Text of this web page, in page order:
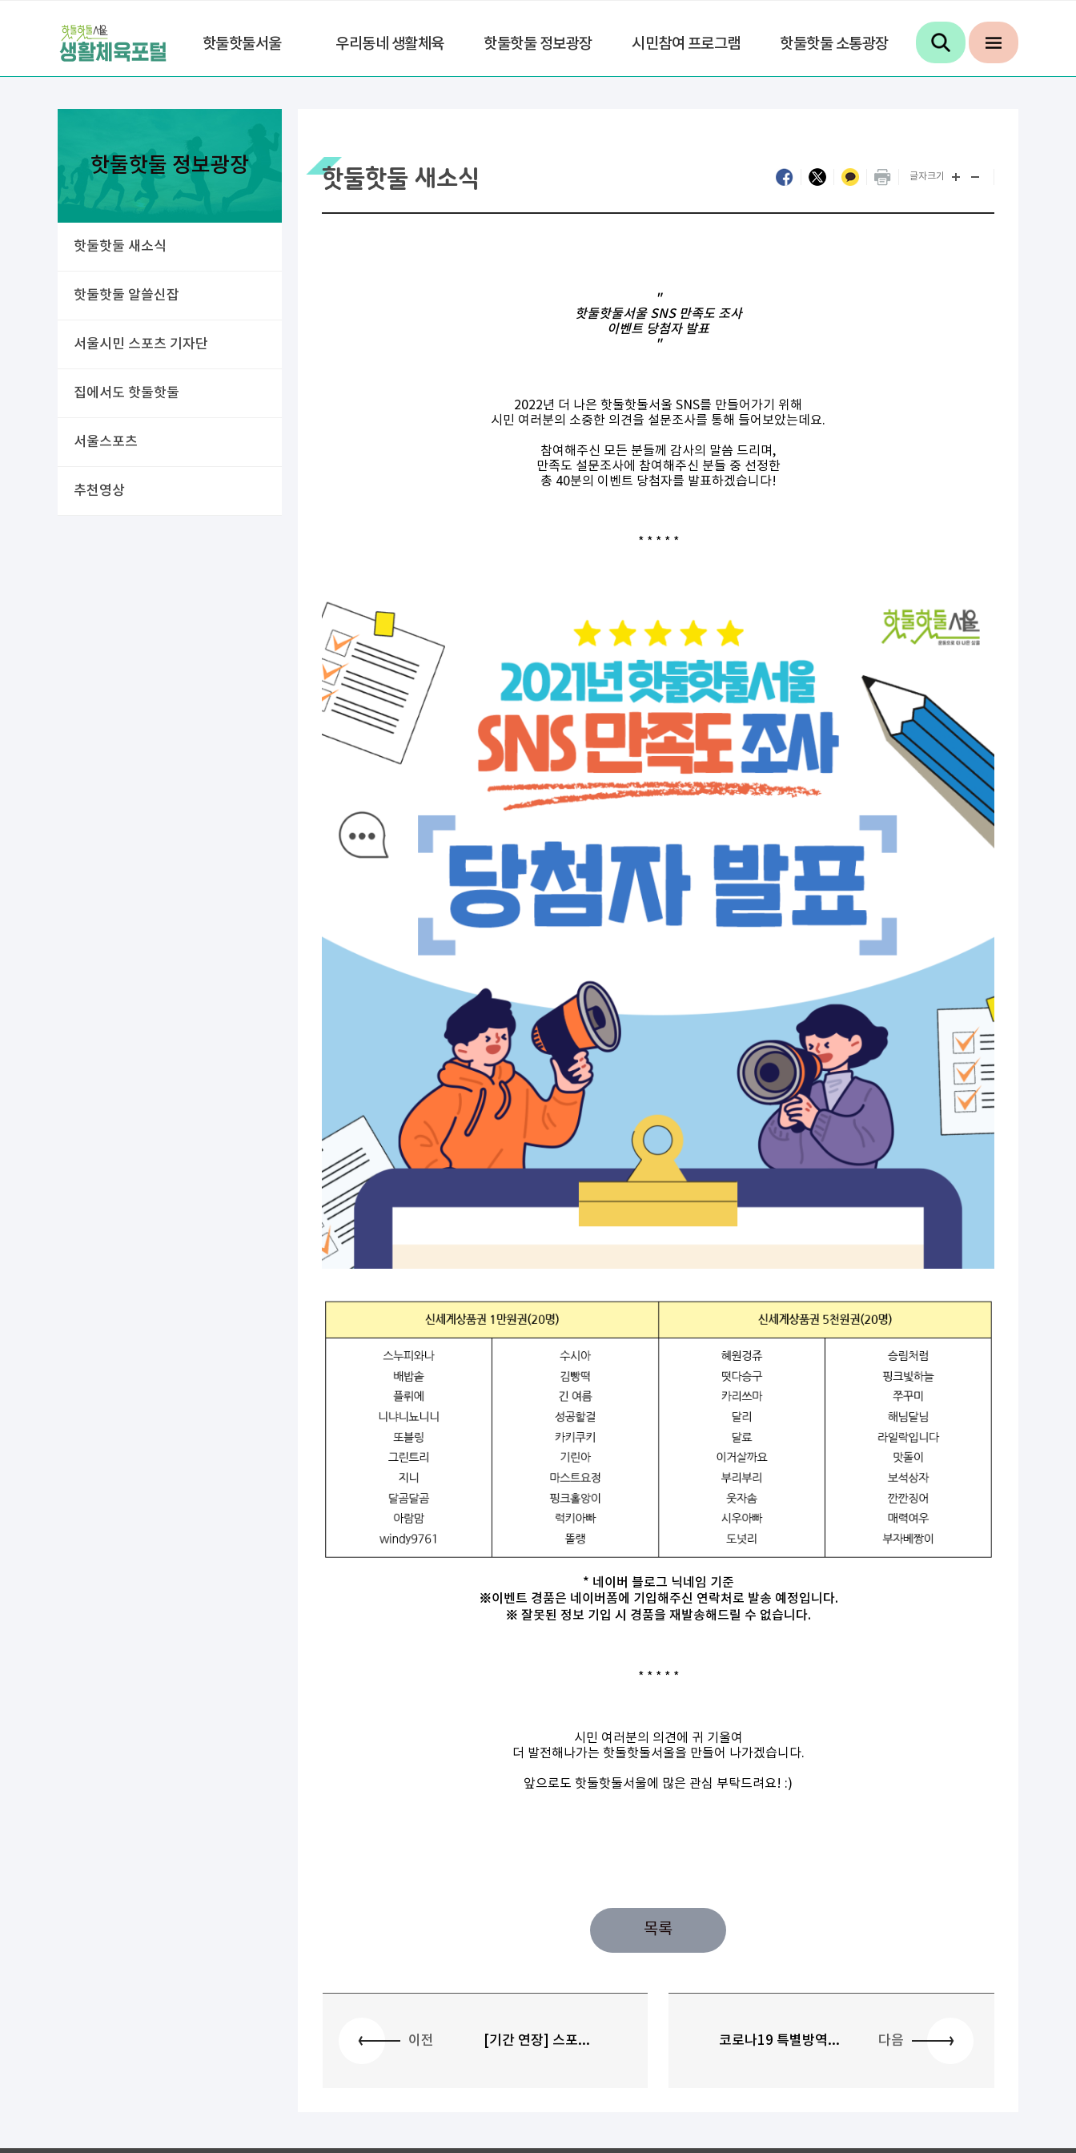
핫둘핫둘서울 우리동네 생활체육 핫둘핫둘 정보광장 시민참여 프로그램 핫둘핫둘 소통광장
핫둘핫둘 정보광장
핫둘핫둘 새소식
핫둘핫둘 알쓸신잡
서울시민 스포츠 기자단
집에서도 핫둘핫둘
서울스포츠
추천영상
핫둘핫둘 새소식 글자크기
"
핫둘핫둘서울 SNS 만족도 조사
이벤트 당첨자 발표
"
2022년 더 나은 핫둘핫둘서울 SNS를 만들어가기 위해
시민 여러분의 소중한 의견을 설문조사를 통해 들어보았는데요.
참여해주신 모든 분들께 감사의 말씀 드리며,
만족도 설문조사에 참여해주신 분들 중 선정한
총 40분의 이벤트 당첨자를 발표하겠습니다!
* * * * *
* 네이버 블로그 닉네임 기준
※이벤트 경품은 네이버폼에 기입해주신 연락처로 발송 예정입니다.
※ 잘못된 정보 기입 시 경품을 재발송해드릴 수 없습니다.
* * * * *
시민 여러분의 의견에 귀 기울여
더 발전해나가는 핫둘핫둘서울을 만들어 나가겠습니다.
앞으로도 핫둘핫둘서울에 많은 관심 부탁드려요! :)
목록
이전 [기간 연장] 스포... 코로나19 특별방역... 다음